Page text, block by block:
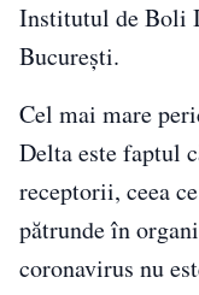
Institutul de Boli
București.
Cel mai mare
Delta este faptul
receptorii, ceea
pătrunde în
coronavirus nu